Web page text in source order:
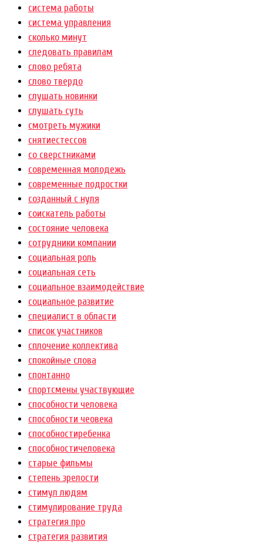
система работы
система управления
сколько минут
следовать правилам
слово ребята
слово твердо
слушать новинки
слушать суть
смотреть мужики
снятиестессов
со сверстниками
современная молодежь
современные подростки
созданный с нуля
соискатель работы
состояние человека
сотрудники компании
социальная роль
социальная сеть
социальное взаимодействие
социальное развитие
специалист в области
список участников
сплочение коллектива
спокойные слова
спонтанно
спортсмены участвующие
способности человека
способности чеовека
способностиребенка
способностичеловека
старые фильмы
степень зрелости
стимул людям
стимулирование труда
стратегия про
стратегия развития